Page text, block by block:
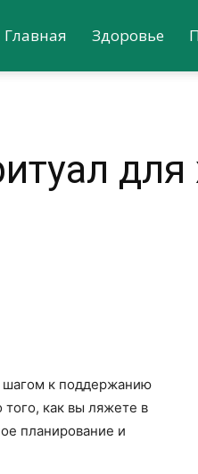
Главная Здоровье
шагом к поддержанию
того, как вы ляжете в
планирование и